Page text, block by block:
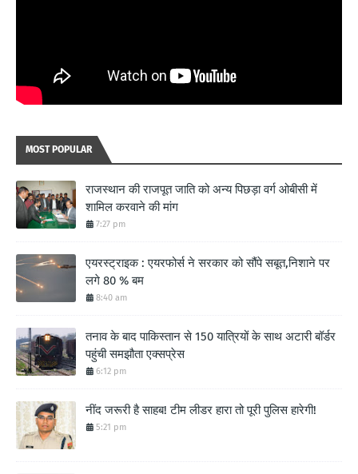
MOST POPULAR
राजस्थान की राजपूत जाति को अन्य पिछड़ा वर्ग ओबीसी में
शामिल करवाने की मांग
7:27 pm
एयरस्ट्राइक : एयरफोर्स ने सरकार को सौंपे सबूत,निशाने पर
लगे 80 % बम
8:40 am
तनाव के बाद पाकिस्तान से 150 यात्रियों के साथ अटारी बॉर्डर
पहुंची समझौता एक्सप्रेस
6:12 pm
नींद जरूरी है साहब! टीम लीडर हारा तो पूरी पुलिस हारेगी!
5:21 pm